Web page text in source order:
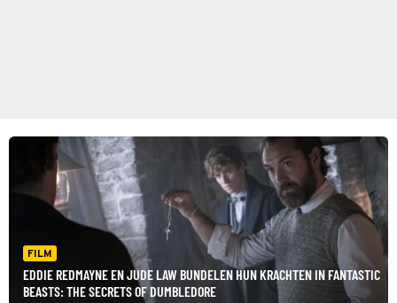
FILM
EDDIE REDMAYNE EN JUDE LAW BUNDELEN HUN KRACHTEN IN FANTASTIC
BEASTS: THE SECRETS OF DUMBLEDORE